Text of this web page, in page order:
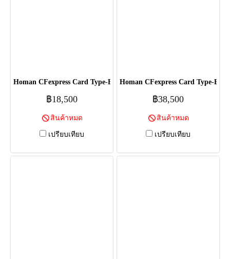
Homan CFexpress Card Type-B - 1TB
฿18,500
สินค้าหมด
เปรียบเทียบ
Homan CFexpress Card Type-B -
฿38,500
สินค้าหมด
เปรียบเทียบ